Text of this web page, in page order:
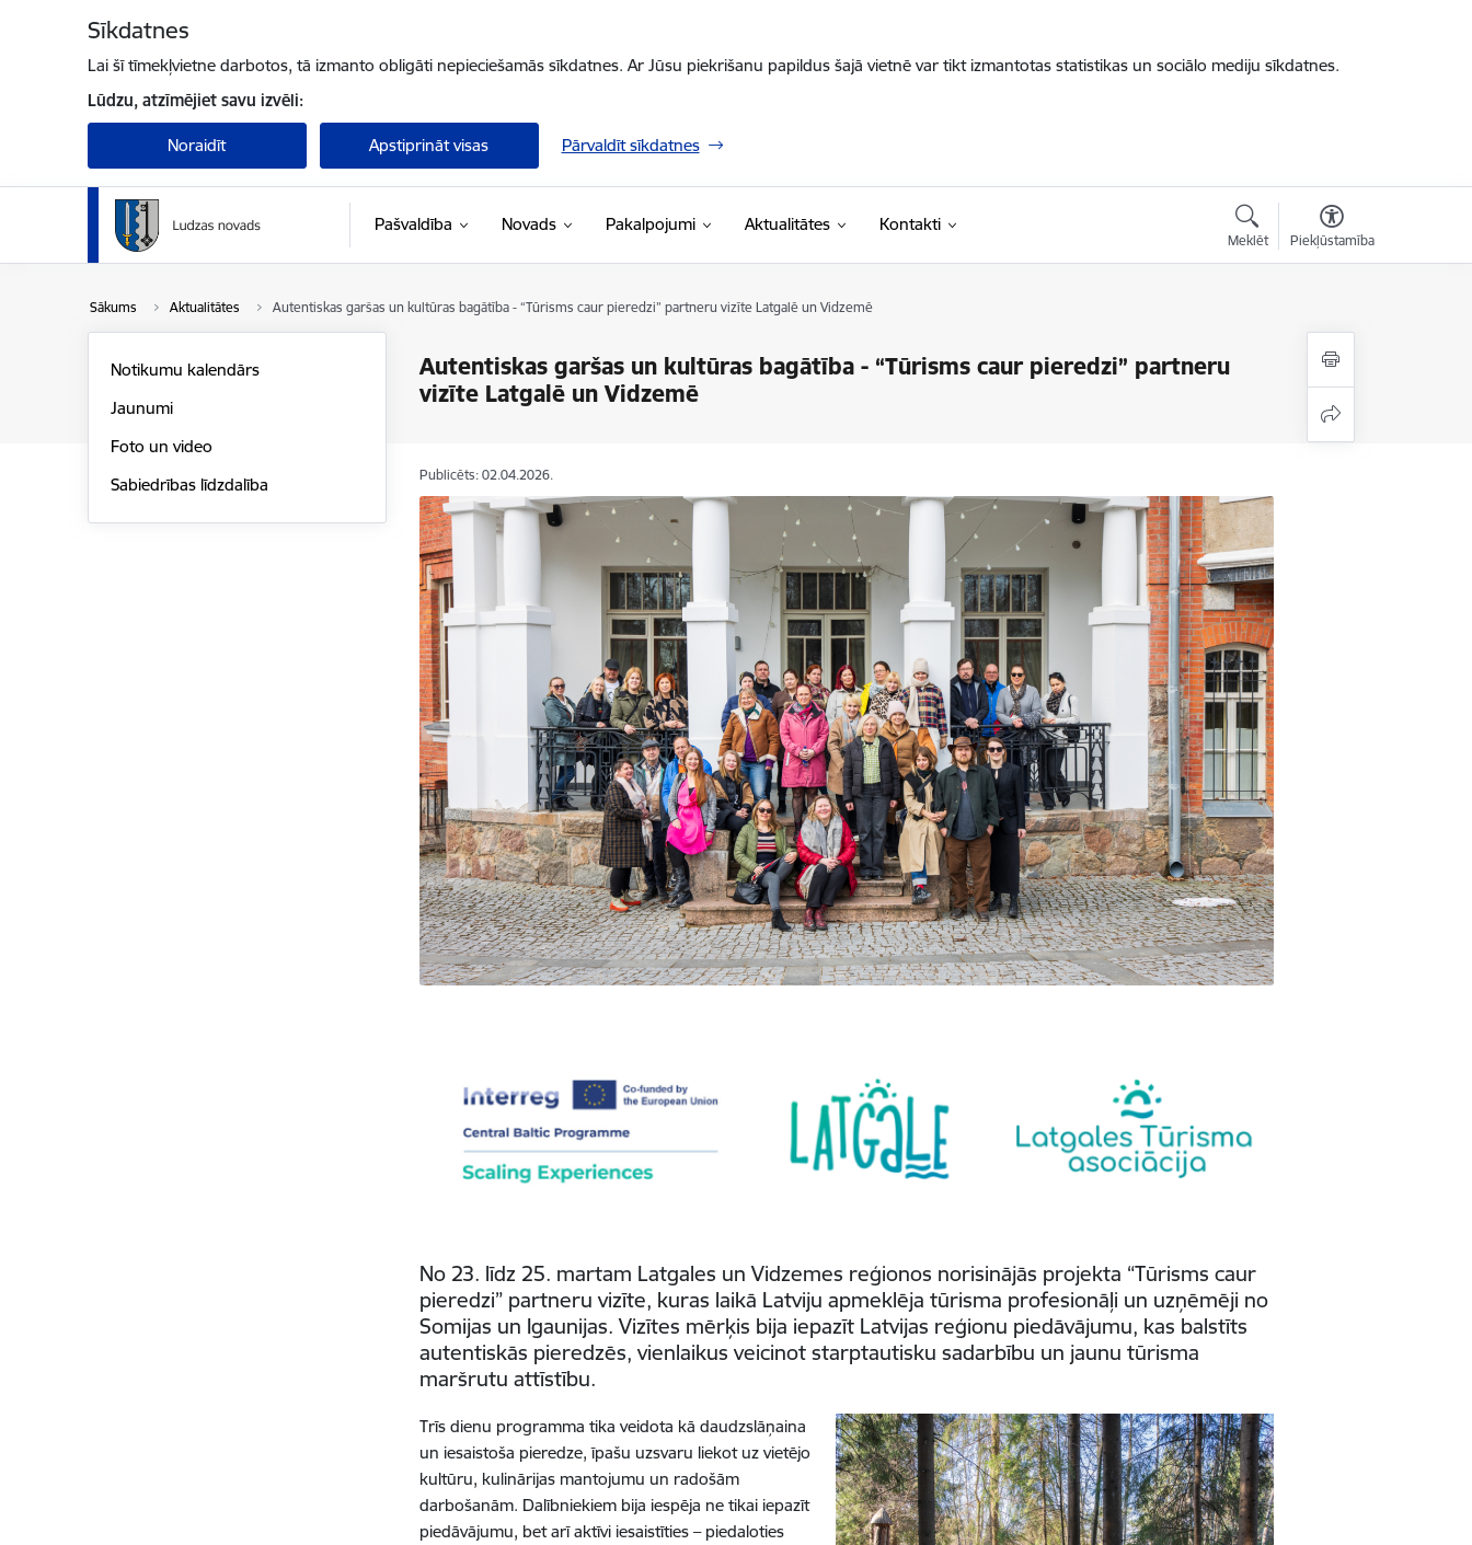
Sīkdatnes
Lai šī tīmekļvietne darbotos, tā izmanto obligāti nepieciešamās sīkdatnes. Ar Jūsu piekrišanu papildus šajā vietnē var tikt izmantotas statistikas un sociālo mediju sīkdatnes.
Lūdzu, atzīmējiet savu izvēli:
Noraidīt Apstiprināt visas Pārvaldīt sīkdatnes
Pašvaldība Novads Pakalpojumi Aktualitātes Kontakti
Meklēt Piekļūstamība
Sākums Aktualitātes Autentiskas garšas un kultūras bagātība - “Tūrisms caur pieredzi” partneru vizīte Latgalē un Vidzemē
Autentiskas garšas un kultūras bagātība - “Tūrisms caur pieredzi” partneru
vizīte Latgalē un Vidzemē
Notikumu kalendārs
Jaunumi
Foto un video
Sabiedrības līdzdalība
Publicēts: 02.04.2026.
No 23. līdz 25. martam Latgales un Vidzemes reģionos norisinājās projekta “Tūrisms caur
pieredzi” partneru vizīte, kuras laikā Latviju apmeklēja tūrisma profesionāļi un uzņēmēji no
Somijas un Igaunijas. Vizītes mērķis bija iepazīt Latvijas reģionu piedāvājumu, kas balstīts
autentiskās pieredzēs, vienlaikus veicinot starptautisku sadarbību un jaunu tūrisma
maršrutu attīstību.
Trīs dienu programma tika veidota kā daudzslāņaina
un iesaistoša pieredze, īpašu uzsvaru liekot uz vietējo
kultūru, kulinārijas mantojumu un radošām
darbošanām. Dalībniekiem bija iespēja ne tikai iepazīt
piedāvājumu, bet arī aktīvi iesaistīties – piedaloties